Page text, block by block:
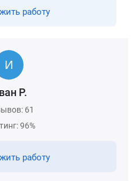
работу
Р.
61
96%
работу